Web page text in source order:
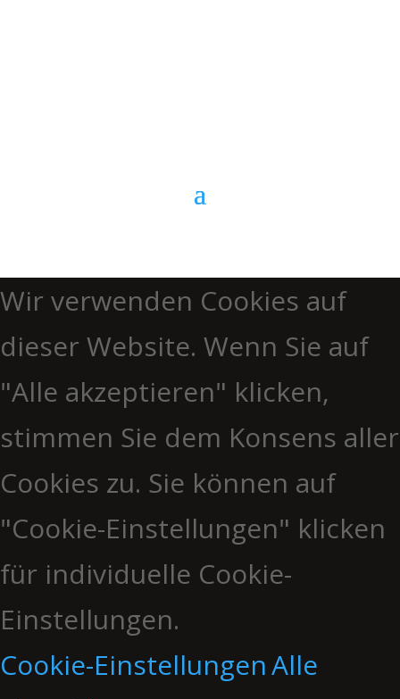
Wir verwenden Cookies auf
dieser Website. Wenn Sie auf
"Alle akzeptieren" klicken,
stimmen Sie dem Konsens aller
Cookies zu. Sie können auf
"Cookie-Einstellungen" klicken
für individuelle Cookie-
Einstellungen.
Cookie-EinstellungenAlle